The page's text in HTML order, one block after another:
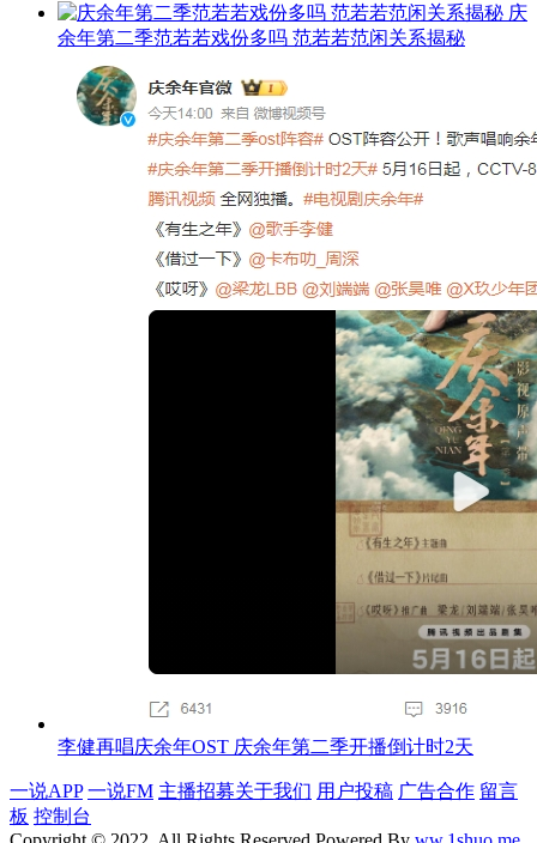
庆
余年第二季范若若戏份多吗 范若若范闲关系揭秘
李健再唱庆余年OST 庆余年第二季开播倒计时2天
一说APP 一说FM 主播招募关于我们 用户投稿 广告合作 留言
板 控制台